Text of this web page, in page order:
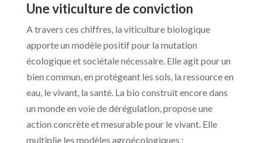
Une viticulture de conviction
A travers ces chiffres, la viticulture biologique
apporte un modèle positif pour la mutation
écologique et sociétale nécessaire. Elle agit pour un
bien commun, en protégeant les sols, la ressource en
eau, le vivant, la santé. La bio construit encore dans
un monde en voie de dérégulation, propose une
action concrète et mesurable pour le vivant. Elle
multiplie les modèles agroécologiques :